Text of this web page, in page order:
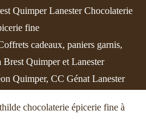
Quimper Lanester Chocolaterie
fine
cadeaux, paniers garnis,
Brest Quimper et Lanester
Quimper, CC Génat Lanester